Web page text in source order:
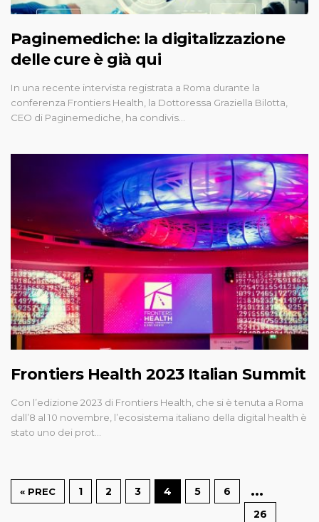
Paginemediche: la digitalizzazione
delle cure è già qui
In una recente intervista registrata a Roma durante la
conferenza Frontiers Health, la Dottoressa Graziella Bilotta,
CEO di Paginemediche, ha condivis…
Frontiers Health 2023 Italian Summit
Con l’edizione 2023 di Frontiers Health, che si è tenuta a Roma
dall’8 al 10 novembre, l’ecosistema italiano della digital health è
stato uno dei prot…
« PREC 1 2 3 4 5 6 …
26